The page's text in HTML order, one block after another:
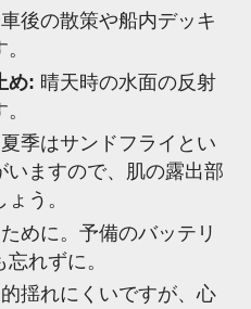
後の散策や船内デッキ
め: 晴天時の水面の反射
季はサンドフライとい
いますので、肌の露出部
う。
めに。予備のバッテリ
れずに。
揺れにくいですが、心